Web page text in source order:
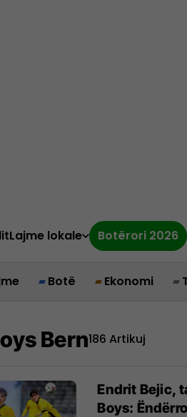
Lajme lokale Botërori 2026
Botë Ekonomi
Bern186 Artikuj
Endrit Bejic,
Boys: